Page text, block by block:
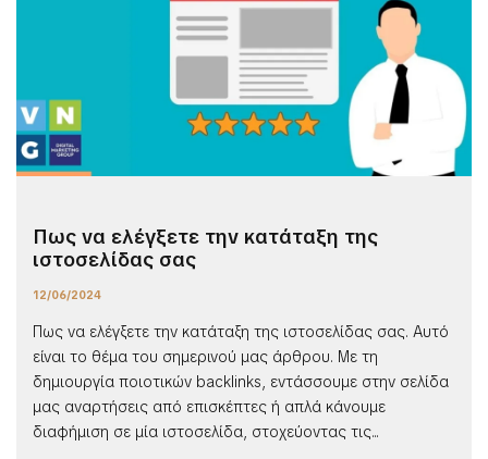
Πως να ελέγξετε την κατάταξη της
ιστοσελίδας σας
12/06/2024
Πως να ελέγξετε την κατάταξη της ιστοσελίδας σας. Αυτό
είναι το θέμα του σημερινού μας άρθρου. Με τη
δημιουργία ποιοτικών backlinks, εντάσσουμε στην σελίδα
μας αναρτήσεις από επισκέπτες ή απλά κάνουμε
διαφήμιση σε μία ιστοσελίδα, στοχεύοντας τις...